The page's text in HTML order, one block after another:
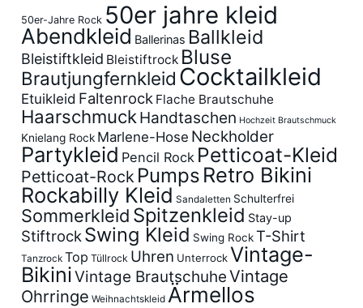
50er-Jahre Rock 50er jahre kleid
Abendkleid Ballerinas Ballkleid
Bleistiftkleid Bleistiftrock Bluse
Brautjungfernkleid Cocktailkleid
Etuikleid Faltenrock Flache Brautschuhe
Haarschmuck Handtaschen Hochzeit Brautschmuck
Knielang Rock Marlene-Hose Neckholder
Partykleid Pencil Rock Petticoat-Kleid
Petticoat-Rock Pumps Retro Bikini
Rockabilly Kleid Sandaletten Schulterfrei
Sommerkleid Spitzenkleid Stay-up
Stiftrock Swing Kleid Swing RockT-Shirt
Tanzrock Top Tüllrock Uhren UnterrockVintage-
BikiniVintage BrautschuheVintage
Ohrringe Weihnachtskleid Ärmellos